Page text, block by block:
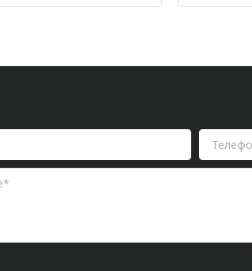
Длина, мм:
16;
Длина, мм: